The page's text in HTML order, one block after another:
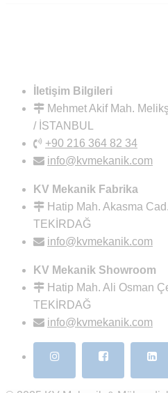
İletişim Bilgileri
Mehmet Akif Mah.
/ İSTANBUL
+90 216 364 82 34
info@kvmekanik.com
KV Mekanik Fabrika
Hatip Mah. Akasma
TEKİRDAĞ
info@kvmekanik.com
KV Mekanik Showroom
Hatip Mah. Ali Osman
TEKİRDAĞ
info@kvmekanik.com